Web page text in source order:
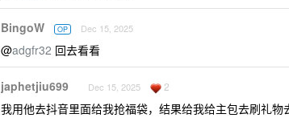
BingoW OP Dec 15, 2025
@adgfr32 回去看看
japhetjiu699 Dec 15, 2025 2
我用他去抖音里面给我抢福袋，结果给我给主包去刷礼物